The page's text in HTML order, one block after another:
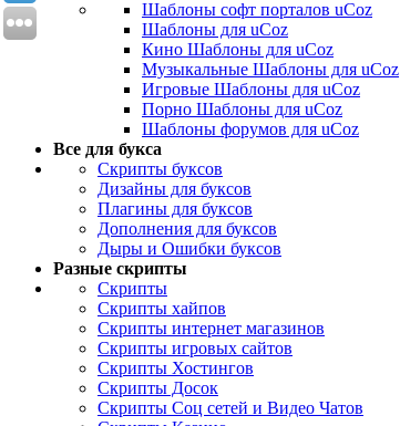
Шаблоны софт порталов uCoz
Шаблоны для uCoz
Кино Шаблоны для uCoz
Музыкальные Шаблоны для uCoz
Игровые Шаблоны для uCoz
Порно Шаблоны для uCoz
Шаблоны форумов для uCoz
Все для букса
Скрипты буксов
Дизайны для буксов
Плагины для буксов
Дополнения для буксов
Дыры и Ошибки буксов
Разные скрипты
Скрипты
Скрипты хайпов
Скрипты интернет магазинов
Скрипты игровых сайтов
Скрипты Хостингов
Скрипты Досок
Скрипты Соц сетей и Видео Чатов